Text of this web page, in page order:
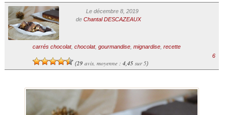
Le décembre 8, 2019
de Chantal DESCAZEAUX
carrés chocolat, chocolat, gourmandise, mignardise, recette
(29avis, moyenne : 4,45sur 5)
6